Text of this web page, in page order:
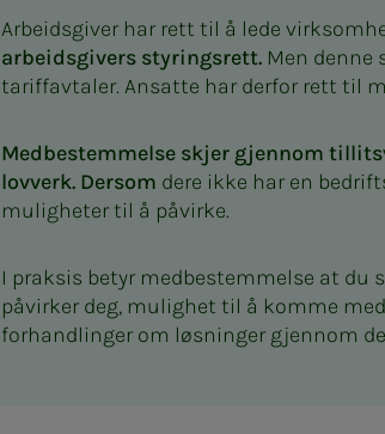
Arbeidsgiver har rett til å lede
arbeidsgivers styringsrett. Men denne
tariffavtaler. Ansatte har derfor rett til
Medbestemmelse skjer gjennom
lovverk. Dersom dere ikke har en
muligheter til å påvirke.
I praksis betyr medbestemmelse at
påvirker deg, mulighet til å komme
forhandlinger om løsninger gjennom